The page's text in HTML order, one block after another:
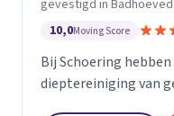
gevestigd in
10,0Moving Score
Bij Schoering
dieptereiniging van